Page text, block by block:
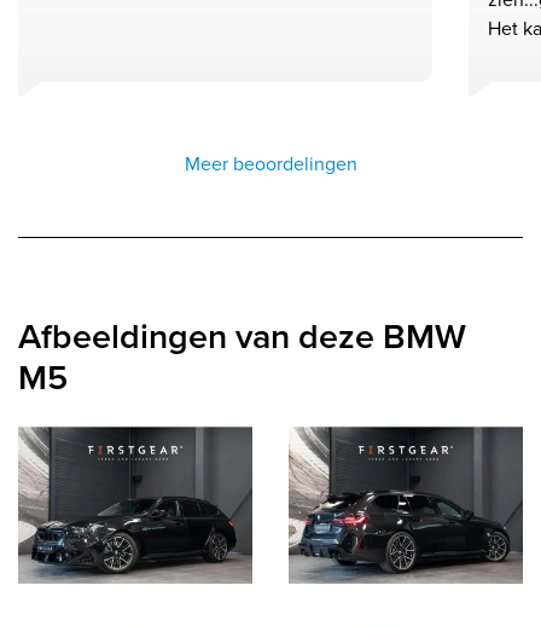
Het
Meer beoordelingen
Afbeeldingen van deze BMW
M5